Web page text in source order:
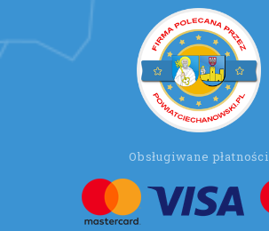
Obsługiwane płatności